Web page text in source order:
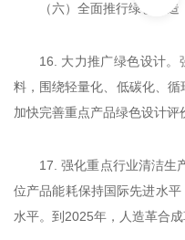
（六）全面推行绿色制造
16. 大力推广绿色设计
料，围绕轻量化、低碳化、
加快完善重点产品绿色设计
17. 强化重点行业清洁生
位产品能耗保持国际先进水
水平。到2025年，人造革合